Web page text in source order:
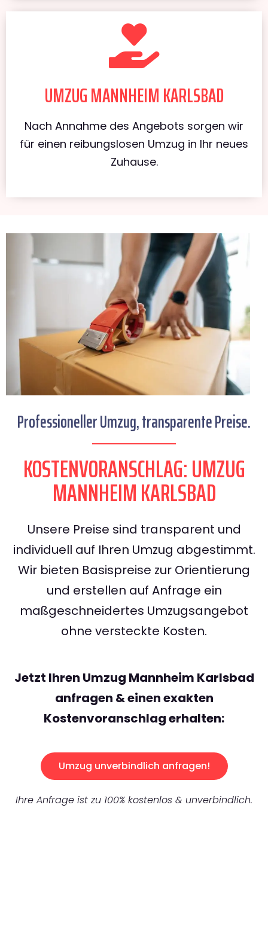
UMZUG MANNHEIM KARLSBAD
Nach Annahme des Angebots sorgen wir
für einen reibungslosen Umzug in Ihr neues
Zuhause.
Professioneller Umzug, transparente Preise.
KOSTENVORANSCHLAG: UMZUG
MANNHEIM KARLSBAD
Unsere Preise sind transparent und
individuell auf Ihren Umzug abgestimmt.
Wir bieten Basispreise zur Orientierung
und erstellen auf Anfrage ein
maßgeschneidertes Umzugsangebot
ohne versteckte Kosten.
Jetzt Ihren Umzug Mannheim Karlsbad
anfragen & einen exakten
Kostenvoranschlag erhalten:
Umzug unverbindlich anfragen!
Ihre Anfrage ist zu 100% kostenlos & unverbindlich.